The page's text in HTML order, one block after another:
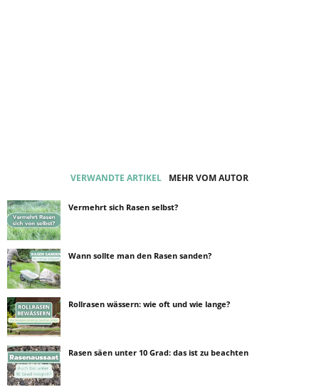
VERWANDTE ARTIKEL MEHR VOM AUTOR
Vermehrt sich Rasen selbst?
Wann sollte man den Rasen sanden?
Rollrasen wässern: wie oft und wie lange?
Rasen säen unter 10 Grad: das ist zu beachten